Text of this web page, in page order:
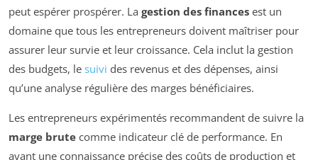
peut espérer prospérer. La gestion des finances est un
domaine que tous les entrepreneurs doivent maîtriser pour
assurer leur survie et leur croissance. Cela inclut la gestion
des budgets, le suivi des revenus et des dépenses, ainsi
qu’une analyse régulière des marges bénéficiaires.
Les entrepreneurs expérimentés recommandent de suivre la
marge brute comme indicateur clé de performance. En
ayant une connaissance précise des coûts de production et